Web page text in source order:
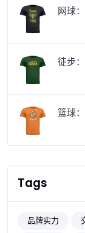
网球
徒步
篮球
Tags
品牌实力